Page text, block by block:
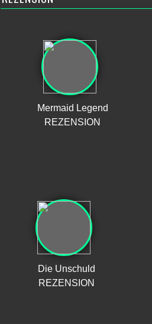
Mermaid Legend
REZENSION
Die Unschuld
REZENSION